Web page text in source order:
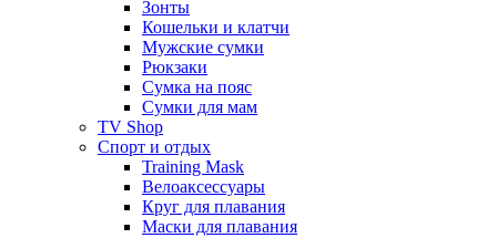
Зонты
Кошельки и клатчи
Мужские сумки
Рюкзаки
Сумка на пояс
Сумки для мам
TV Shop
Спорт и отдых
Training Mask
Велоаксессуары
Круг для плавания
Маски для плавания